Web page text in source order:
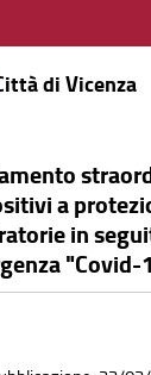
di Vicenza
a
in
"Covid-